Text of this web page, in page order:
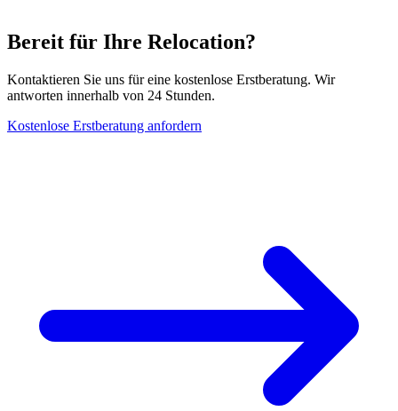
Bereit für Ihre Relocation?
Kontaktieren Sie uns für eine kostenlose Erstberatung. Wir
antworten innerhalb von 24 Stunden.
Kostenlose Erstberatung anfordern